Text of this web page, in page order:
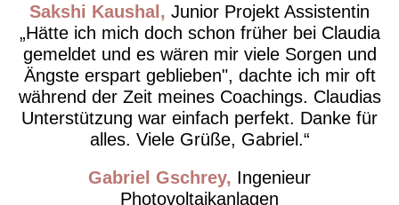
Sakshi Kaushal
Junior Projekt Assistentin
Hätte ich mich doch schon früher bei Claudia
gemeldet und es wären mir viele Sorgen und
Ängste erspart geblieben", dachte ich mir oft
während der Zeit meines Coachings. Claudias
Unterstützung war einfach perfekt. Danke für
alles. Viele Grüße, Gabriel.
Gabriel Gschrey Ingenieur
Photovoltaikanlagen